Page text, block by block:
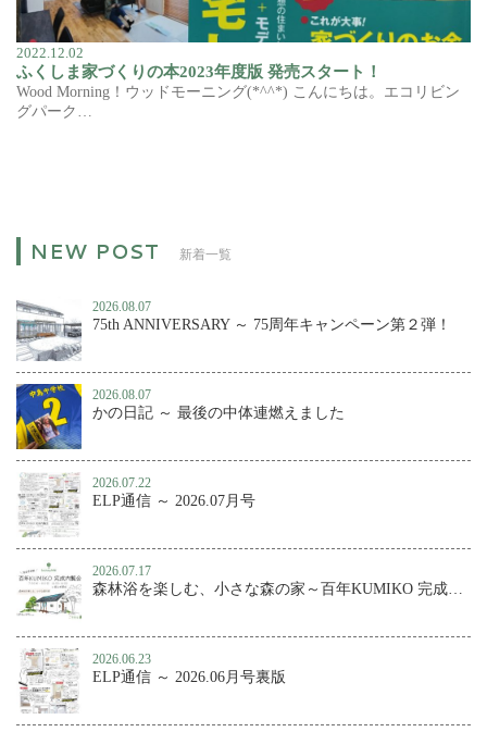
2022.12.02
ふくしま家づくりの本2023年度版 発売スタート！
Wood Morning！ウッドモーニング(*^^*) こんにちは。エコリビン
グパーク…
新着一覧
2026.08.07
75th ANNIVERSARY ～ 75周年キャンペーン第２弾！
2026.08.07
かの日記 ～ 最後の中体連燃えました
2026.07.22
ELP通信 ～ 2026.07月号
2026.07.17
森林浴を楽しむ、小さな森の家～百年KUMIKO 完成内覧会
2026.06.23
ELP通信 ～ 2026.06月号裏版